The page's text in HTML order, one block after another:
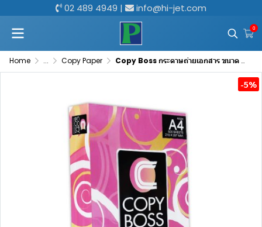
02 489 4949 | info@hi-jet.com
0
Home ... Copy Paper Copy Boss กระดาษถ่ายเอกสาร ขนาด A4 ความหนา 80 แกรม จำนวน 500 แผ่น (แพ็คสีชมพู)
-5%